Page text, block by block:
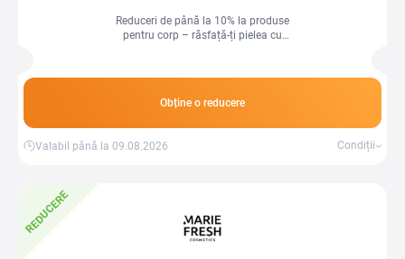
Cosmetics
Reduceri de până la 10% la produse
pentru corp – răsfață-ți pielea cu
Obține o reducere
Valabil până la 09.08.2026 Condiții
REDUCERE